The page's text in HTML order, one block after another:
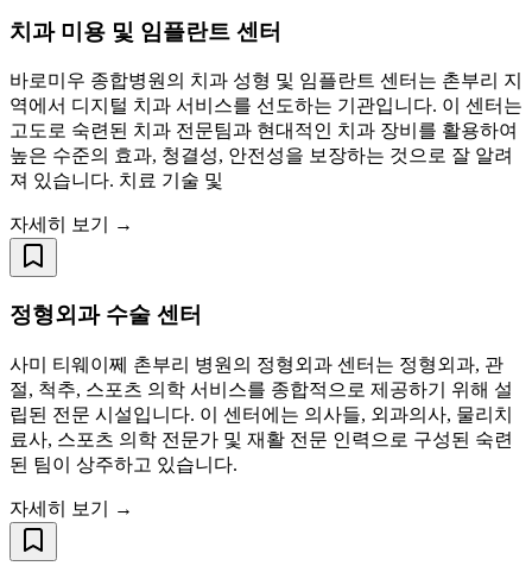
치과 미용 및 임플란트 센터
바로미우 종합병원의 치과 성형 및 임플란트 센터는 촌부리 지
역에서 디지털 치과 서비스를 선도하는 기관입니다. 이 센터는
고도로 숙련된 치과 전문팀과 현대적인 치과 장비를 활용하여
높은 수준의 효과, 청결성, 안전성을 보장하는 것으로 잘 알려
져 있습니다. 치료 기술 및
자세히 보기 →
정형외과 수술 센터
사미 티웨이쩨 촌부리 병원의 정형외과 센터는 정형외과, 관
절, 척추, 스포츠 의학 서비스를 종합적으로 제공하기 위해 설
립된 전문 시설입니다. 이 센터에는 의사들, 외과의사, 물리치
료사, 스포츠 의학 전문가 및 재활 전문 인력으로 구성된 숙련
된 팀이 상주하고 있습니다.
자세히 보기 →